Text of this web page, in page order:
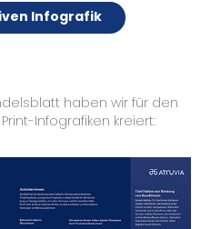
Infografik
haben wir für den
Infografiken kreiert: